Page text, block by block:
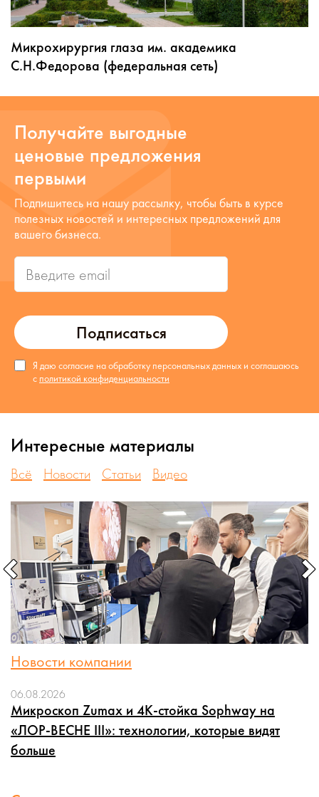
Микрохирургия глаза им. академика
С.Н.Федорова (федеральная сеть)
Получайте выгодные
ценовые предложения
первыми
Подписаться
Подпишитесь на нашу рассылку, чтобы быть в курсе
полезных новостей и интересных предложений для
вашего бизнеса.
Я даю согласие на обработку персональных данных и соглашаюсь
с политикой конфиденциальности
Интересные материалы
Всё Новости Статьи Видео
Новости компании
06.08.2026
Микроскоп Zumax и 4K-стойка Sophway на
«ЛОР-ВЕСНЕ III»: технологии, которые видят
больше